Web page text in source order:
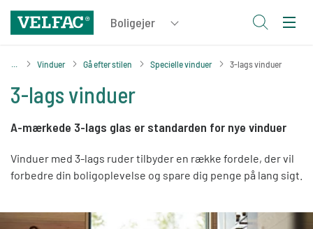
Vinduer Gå efter stilen Specielle vinduer 3-lags vinduer
3-lags vinduer
A-mærkede 3-lags glas er standarden for nye vinduer
Vinduer med 3-lags ruder tilbyder en række fordele, der vil
forbedre din boligoplevelse og spare dig penge på lang sigt.